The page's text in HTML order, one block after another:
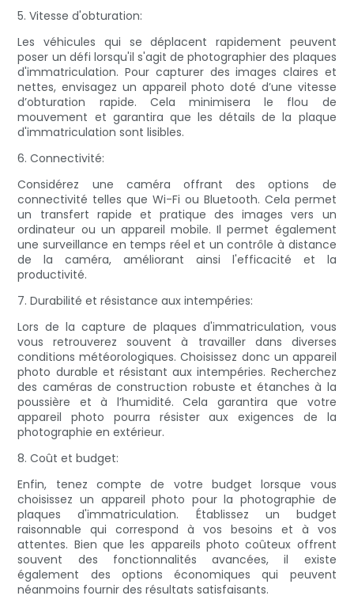
5. Vitesse d'obturation:
Les véhicules qui se déplacent rapidement peuvent
poser un défi lorsqu'il s'agit de photographier des plaques
d'immatriculation. Pour capturer des images claires et
nettes, envisagez un appareil photo doté d’une vitesse
d’obturation rapide. Cela minimisera le flou de
mouvement et garantira que les détails de la plaque
d'immatriculation sont lisibles.
6. Connectivité:
Considérez une caméra offrant des options de
connectivité telles que Wi-Fi ou Bluetooth. Cela permet
un transfert rapide et pratique des images vers un
ordinateur ou un appareil mobile. Il permet également
une surveillance en temps réel et un contrôle à distance
de la caméra, améliorant ainsi l'efficacité et la
productivité.
7. Durabilité et résistance aux intempéries:
Lors de la capture de plaques d'immatriculation, vous
vous retrouverez souvent à travailler dans diverses
conditions météorologiques. Choisissez donc un appareil
photo durable et résistant aux intempéries. Recherchez
des caméras de construction robuste et étanches à la
poussière et à l’humidité. Cela garantira que votre
appareil photo pourra résister aux exigences de la
photographie en extérieur.
8. Coût et budget:
Enfin, tenez compte de votre budget lorsque vous
choisissez un appareil photo pour la photographie de
plaques d'immatriculation. Établissez un budget
raisonnable qui correspond à vos besoins et à vos
attentes. Bien que les appareils photo coûteux offrent
souvent des fonctionnalités avancées, il existe
également des options économiques qui peuvent
néanmoins fournir des résultats satisfaisants.